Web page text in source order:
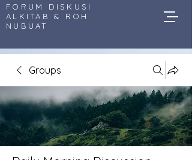
FORUM DISKUSI
ALKITAB & ROH
NUBUAT
Groups